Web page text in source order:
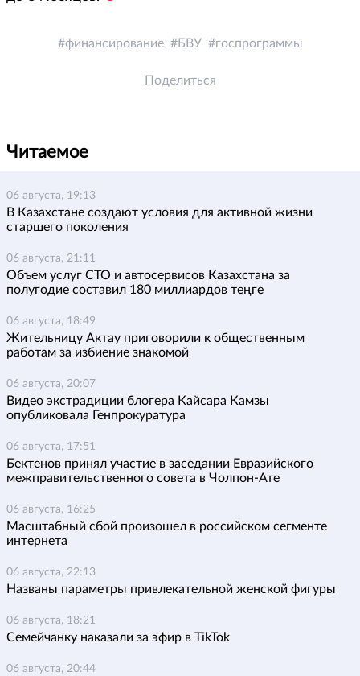
финансирование БВУ госпрограммы
Поделиться
Читаемое
06 августа, 19:13
В Казахстане создают условия для активной жизни
старшего поколения
06 августа, 21:11
Объем услуг СТО и автосервисов Казахстана за
полугодие составил 180 миллиардов теңге
06 августа, 18:49
Жительницу Актау приговорили к общественным
работам за избиение знакомой
06 августа, 20:07
Видео экстрадиции блогера Кайсара Камзы
опубликовала Генпрокуратура
06 августа, 17:51
Бектенов принял участие в заседании Евразийского
межправительственного совета в Чолпон-Ате
06 августа, 16:25
Масштабный сбой произошел в российском сегменте
интернета
06 августа, 22:13
Названы параметры привлекательной женской фигуры
06 августа, 18:21
Семейчанку наказали за эфир в TikTok
06 августа, 20:44